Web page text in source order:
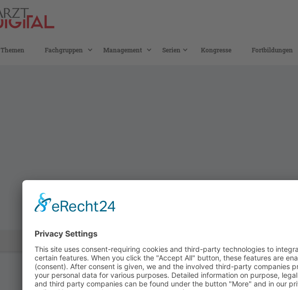
Themen Fachgruppen Management Serien Kongresse Fortbildungen